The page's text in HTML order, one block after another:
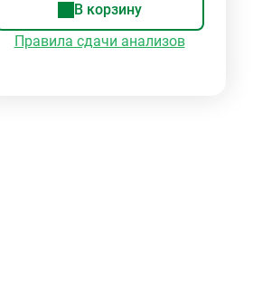
В корзину
Правила сдачи анализов